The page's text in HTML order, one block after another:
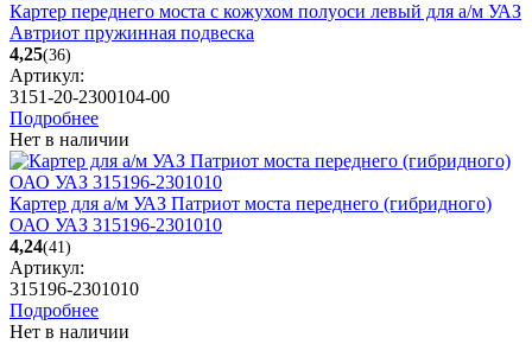
Картер переднего моста с кожухом полуоси левый для а/м УАЗ
Автриот пружинная подвеска
4,25(36)
Артикул:
3151-20-2300104-00
Подробнее
Нет в наличии
Картер для а/м УАЗ Патриот моста переднего (гибридного)
ОАО УАЗ 315196-2301010
4,24(41)
Артикул:
315196-2301010
Подробнее
Нет в наличии